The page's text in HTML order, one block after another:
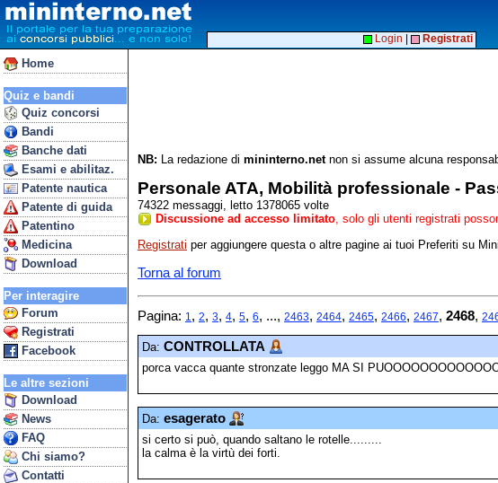
Home
Quiz e bandi
Quiz concorsi
Bandi
Banche dati
Esami e abilitaz.
Patente nautica
Patente di guida
Patentino
Medicina
Download
Per interagire
Forum
Registrati
Facebook
Le altre sezioni
Download
News
FAQ
Chi siamo?
Contatti
Login Registrati
NB: La redazione di mininterno.netnon si assume alcuna
Personale ATA, Mobilità professionale -
74322 messaggi, letto 1378065 volte
Discussione ad accesso limitato , solo gli utenti registrati
Registrati per aggiungere questa o altre pagine ai tuoi Preferiti su
Torna al forum
Pagina: 1, 2, 3, 4, 5, 6, ..., 2463, 2464, 2465, 2466, 2467, 2468,
Da: CONTROLLATA
porca vacca quante stronzate leggo MA SI
Da: esagerato
si certo si può, quando saltano le rotelle.........
la calma è la virtù dei forti.